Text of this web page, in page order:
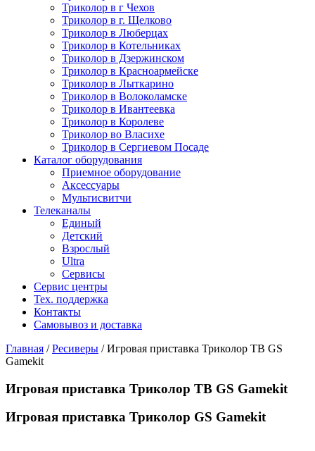
Триколор в г Чехов
Триколор в г. Щелково
Триколор в Люберцах
Триколор в Котельниках
Триколор в Дзержинском
Триколор в Красноармейске
Триколор в Лыткарино
Триколор в Волоколамске
Триколор в Ивантеевка
Триколор в Королеве
Триколор во Власихе
Триколор в Сергиевом Посаде
Каталог оборудования
Приемное оборудование
Аксессуары
Мультисвитчи
Телеканалы
Единый
Детский
Взрослый
Ultra
Сервисы
Сервис центры
Тех. поддержка
Контакты
Самовывоз и доставка
Главная /Ресиверы /Игровая приставка Триколор ТВ GS
Gamekit
Игровая приставка Триколор ТВ GS Gamekit
Игровая приставка Триколор GS Gamekit